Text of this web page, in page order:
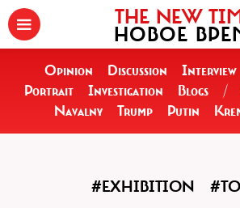
THE NEW
НОВОЕ
Opinion Discussion Interview
Portrait
Investigation Blogs /
Navalny
Trump Putin
#EXHIBITION